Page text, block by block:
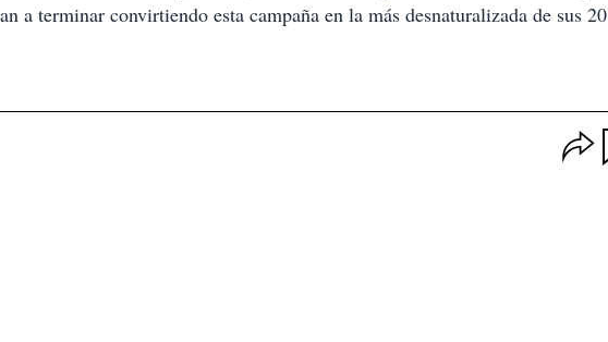
a terminar convirtiendo esta campaña en la más desnaturalizada de sus 20
p